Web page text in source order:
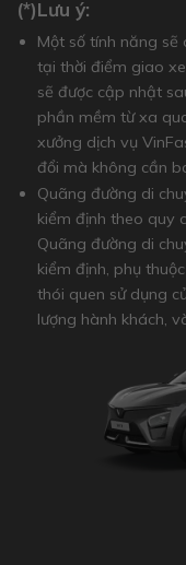
(*)Lưu ý:
Một số tính năng sẽ
tại thời điểm giao
sẽ được cập nhật
phần mềm từ xa
xưởng dịch vụ
đổi mà không cần
Quãng đường di
kiểm định theo quy
Quãng đường di
kiểm định, phụ
thói quen sử dụng
lượng hành khách,